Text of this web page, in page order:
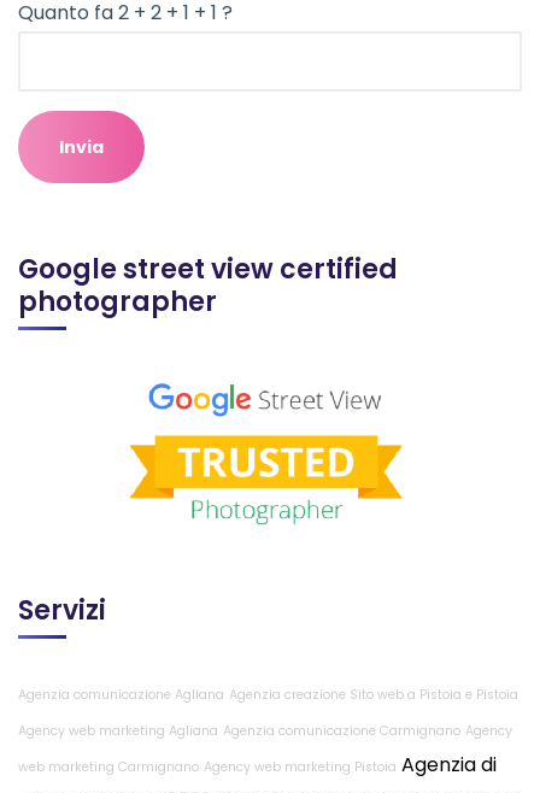
Quanto fa 2 + 2 + 1 + 1 ?
Google street view certified
photographer
Servizi
Agenzia comunicazione Agliana Agenzia creazione Sito web a Pistoia e Pistoia
Agency web marketing Agliana Agenzia comunicazione Carmignano Agency
web marketing Carmignano Agency web marketing Pistoia Agenzia di